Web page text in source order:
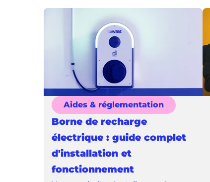
Aides & réglementation
Borne de recharge
électrique : guide complet
d'installation et
fonctionnement